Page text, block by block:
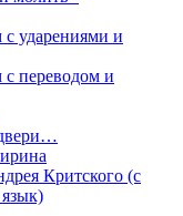
ударениями и
переводом и
Критского (с